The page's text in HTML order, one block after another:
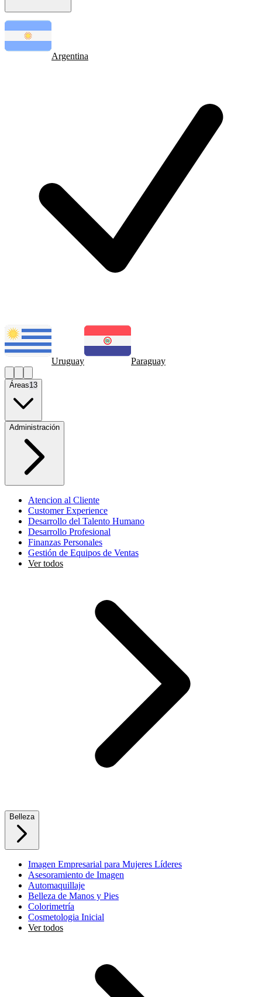
Argentina
Uruguay Paraguay
Áreas13
Administración
Atencion al Cliente
Customer Experience
Desarrollo del Talento Humano
Desarrollo Profesional
Finanzas Personales
Gestión de Equipos de Ventas
Ver todos
Belleza
Imagen Empresarial para Mujeres Líderes
Asesoramiento de Imagen
Automaquillaje
Belleza de Manos y Pies
Colorimetría
Cosmetologia Inicial
Ver todos